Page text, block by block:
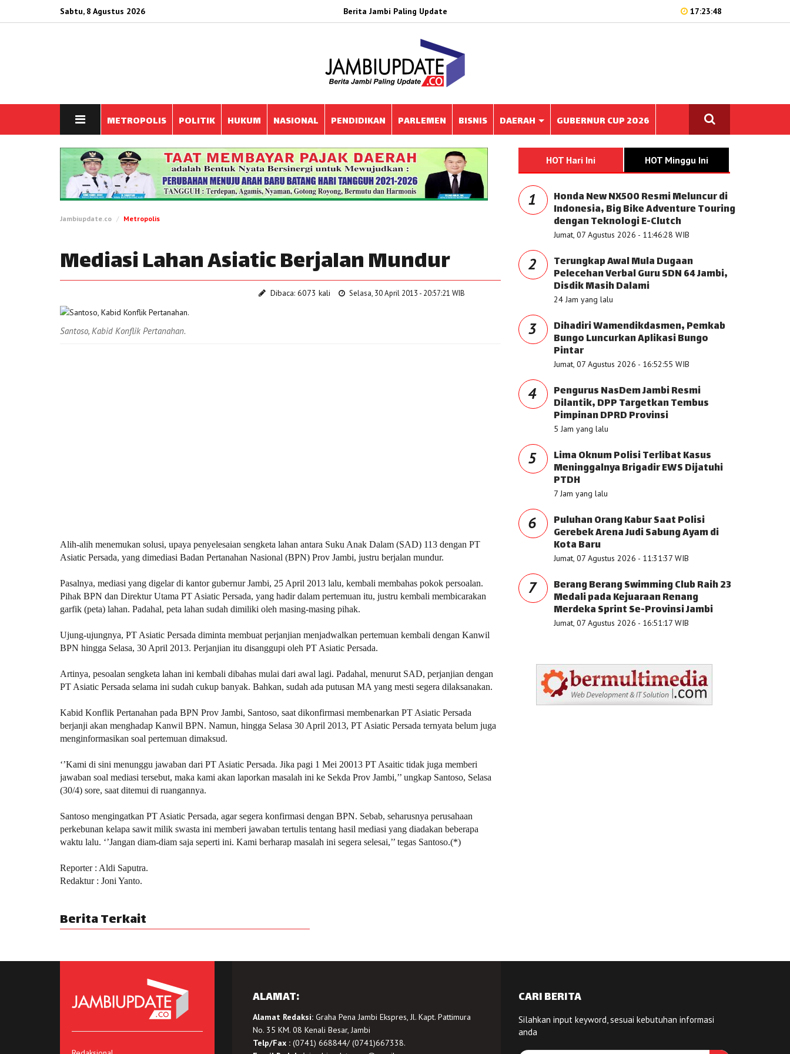
Sabtu, 8 Agustus 2026 Berita Jambi Paling Update 17:23:48
METROPOLIS POLITIK HUKUM NASIONAL PENDIDIKAN PARLEMEN BISNIS DAERAH GUBERNUR CUP 2026
Jambiupdate.co Metropolis
Mediasi Lahan Asiatic Berjalan Mundur
Dibaca: 6073 kali Selasa, 30 April 2013 - 20:57:21 WIB
Santoso, Kabid Konflik Pertanahan.
Alih-alih menemukan solusi, upaya penyelesaian sengketa lahan antara Suku Anak Dalam (SAD) 113 dengan PT
Asiatic Persada, yang dimediasi Badan Pertanahan Nasional (BPN) Prov Jambi, justru berjalan mundur.
Pasalnya, mediasi yang digelar di kantor gubernur Jambi, 25 April 2013 lalu, kembali membahas pokok persoalan.
Pihak BPN dan Direktur Utama PT Asiatic Persada, yang hadir dalam pertemuan itu, justru kembali membicarakan
garfik (peta) lahan. Padahal, peta lahan sudah dimiliki oleh masing-masing pihak.
Ujung-ujungnya, PT Asiatic Persada diminta membuat perjanjian menjadwalkan pertemuan kembali dengan Kanwil
BPN hingga Selasa, 30 April 2013. Perjanjian itu disanggupi oleh PT Asiatic Persada.
Artinya, pesoalan sengketa lahan ini kembali dibahas mulai dari awal lagi. Padahal, menurut SAD, perjanjian dengan
PT Asiatic Persada selama ini sudah cukup banyak. Bahkan, sudah ada putusan MA yang mesti segera dilaksanakan.
Kabid Konflik Pertanahan pada BPN Prov Jambi, Santoso, saat dikonfirmasi membenarkan PT Asiatic Persada
berjanji akan menghadap Kanwil BPN. Namun, hingga Selasa 30 April 2013, PT Asiatic Persada ternyata belum juga
menginformasikan soal pertemuan dimaksud.
‘’Kami di sini menunggu jawaban dari PT Asiatic Persada. Jika pagi 1 Mei 20013 PT Asaitic tidak juga memberi
jawaban soal mediasi tersebut, maka kami akan laporkan masalah ini ke Sekda Prov Jambi,’’ ungkap Santoso, Selasa
(30/4) sore, saat ditemui di ruangannya.
Santoso mengingatkan PT Asiatic Persada, agar segera konfirmasi dengan BPN. Sebab, seharusnya perusahaan
perkebunan kelapa sawit milik swasta ini memberi jawaban tertulis tentang hasil mediasi yang diadakan beberapa
waktu lalu. ‘’Jangan diam-diam saja seperti ini. Kami berharap masalah ini segera selesai,’’ tegas Santoso.(*)
Reporter : Aldi Saputra.
Redaktur : Joni Yanto.
Berita Terkait
HOT Hari Ini HOT Minggu Ini
1 Honda New NX500 Resmi Meluncur di
Indonesia, Big Bike Adventure Touring
dengan Teknologi E-Clutch
Jumat, 07 Agustus 2026 - 11:46:28 WIB
2 Terungkap Awal Mula Dugaan
Pelecehan Verbal Guru SDN 64 Jambi,
Disdik Masih Dalami
24 Jam yang lalu
3 Dihadiri Wamendikdasmen, Pemkab
Bungo Luncurkan Aplikasi Bungo
Pintar
Jumat, 07 Agustus 2026 - 16:52:55 WIB
4 Pengurus NasDem Jambi Resmi
Dilantik, DPP Targetkan Tembus
Pimpinan DPRD Provinsi
5 Jam yang lalu
5 Lima Oknum Polisi Terlibat Kasus
Meninggalnya Brigadir EWS Dijatuhi
PTDH
7 Jam yang lalu
6 Puluhan Orang Kabur Saat Polisi
Gerebek Arena Judi Sabung Ayam di
Kota Baru
Jumat, 07 Agustus 2026 - 11:31:37 WIB
7 Berang Berang Swimming Club Raih 23
Medali pada Kejuaraan Renang
Merdeka Sprint Se-Provinsi Jambi
Jumat, 07 Agustus 2026 - 16:51:17 WIB
ALAMAT:
Alamat Redaksi:Graha Pena Jambi Ekspres, Jl. Kapt. Pattimura
No. 35 KM. 08 Kenali Besar, Jambi
Telp/Fax :(0741) 668844/ (0741)667338.
CARI BERITA
Silahkan input keyword, sesuai kebutuhan informasi
anda